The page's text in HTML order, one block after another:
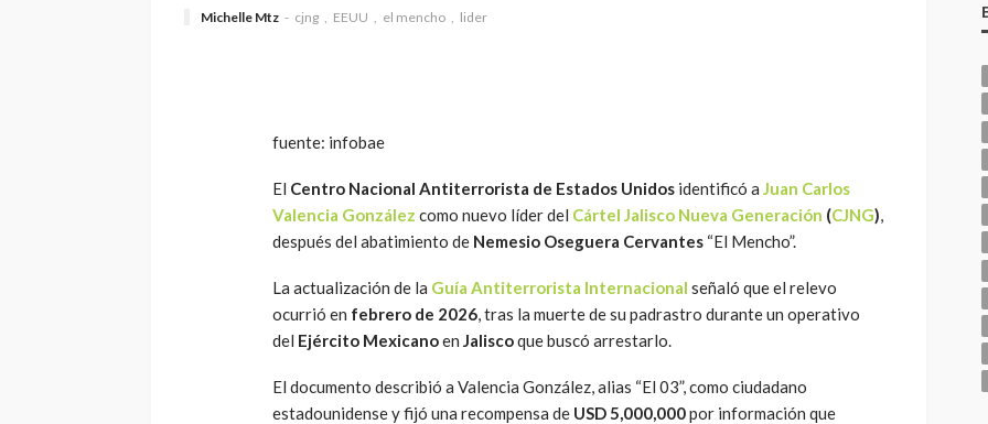
Michelle Mtz cjng EEUU el mencho lider
fuente: infobae
El Centro Nacional Antiterrorista de Estados Unidos identificó a Juan Carlos
Valencia González como nuevo líder del Cártel Jalisco Nueva Generación (CJNG),
después del abatimiento de Nemesio Oseguera Cervantes “El Mencho”.
La actualización de la Guía Antiterrorista Internacional señaló que el relevo
ocurrió en febrero de 2026, tras la muerte de su padrastro durante un operativo
del Ejército Mexicanoen Jaliscoque buscó arrestarlo.
El documento describió a Valencia González, alias “El 03”, como ciudadano
estadounidense y fijó una recompensa de USD 5,000,000por información que